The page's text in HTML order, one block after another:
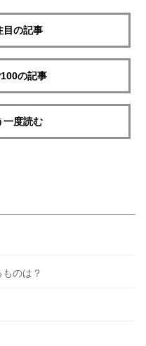
目の記事
の記事
一度読む
のは？